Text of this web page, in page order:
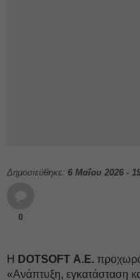
Δημοσιεύθηκε: 6 Μαΐου 2026 -
0
Η DOTSOFT Α.Ε.
«Ανάπτυξη, εγκατάσταση